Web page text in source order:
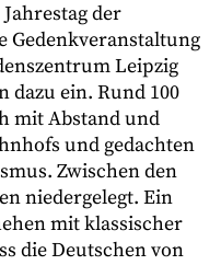
der
Gedenkveranstaltung
Leipzig
dazu ein. Rund 100
mit Abstand und
und gedachten
Zwischen den
niedergelegt. Ein
mit klassischer
die Deutschen von